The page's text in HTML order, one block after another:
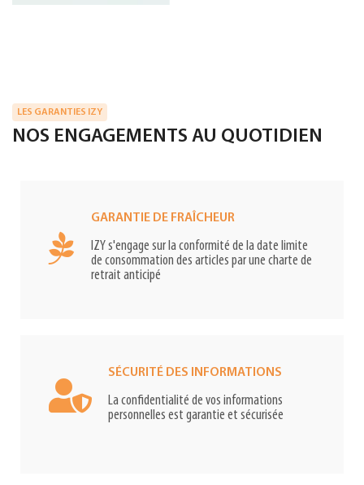
LES GARANTIES IZY
NOS ENGAGEMENTS AU QUOTIDIEN
GARANTIE DE FRAÎCHEUR
IZY s'engage sur la conformité de la date limite
de consommation des articles par une charte de
retrait anticipé
SÉCURITÉ DES INFORMATIONS
La confidentialité de vos informations
personnelles est garantie et sécurisée